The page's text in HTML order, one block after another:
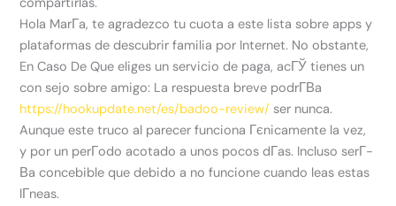
Hola MarГ­a, te agradezco tu cuota a este lista sobre apps y
plataformas de descubrir familia por Internet. No obstante,
En Caso De Que eliges un servicio de paga, acГЎ tienes un
con sejo sobre amigo: La respuesta breve podrГ­В­a
https://hookupdate.net/es/badoo-review/ ser nunca.
Aunque este truco al parecer funciona Гєnicamente la vez,
y por un perГ­odo acotado a unos pocos dГ­as. Incluso serГ­
В­a concebible que debido a no funcione cuando leas estas
lГ­neas.